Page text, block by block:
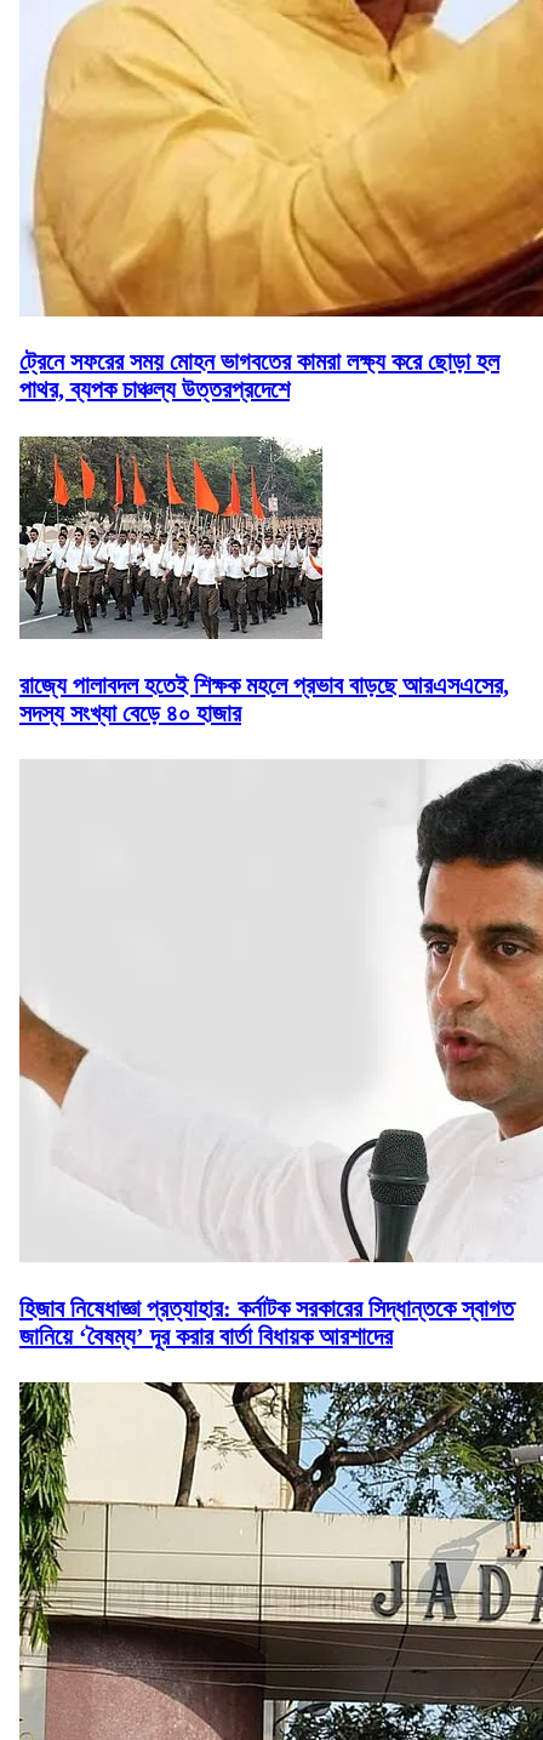
ট্রেনে সফরের সময় মোহন ভাগবতের কামরা লক্ষ্য করে ছোড়া হল
পাথর, ব্যপক চাঞ্চল্য উত্তরপ্রদেশে
রাজ্যে পালাবদল হতেই শিক্ষক মহলে প্রভাব বাড়ছে আরএসএসের,
সদস্য সংখ্যা বেড়ে ৪০ হাজার
হিজাব নিষেধাজ্ঞা প্রত্যাহার: কর্নাটক সরকারের সিদ্ধান্তকে স্বাগত
জানিয়ে ‘বৈষম্য’ দূর করার বার্তা বিধায়ক আরশাদের